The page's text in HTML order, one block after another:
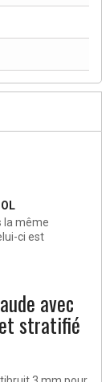
la même
ci est
avec
stratifié